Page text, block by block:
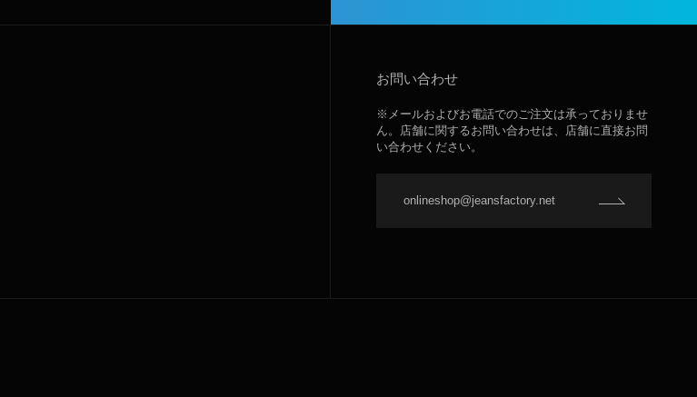
お問い合わせ
※メールおよびお電話でのご注文は承っておりませ
ん。店舗に関するお問い合わせは、店舗に直接お問
い合わせください。
onlineshop@jeansfactory.net